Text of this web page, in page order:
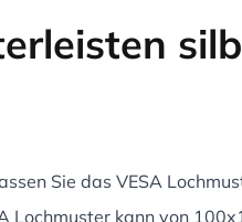
Sie das VESA
Lochmuster kann von